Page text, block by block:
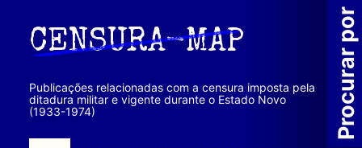
principal
CENSURA-MAP
Publicações relacionadas com a censura imposta pela
ditadura militar e vigente durante o Estado Novo
(1933-1974)
Procurar por